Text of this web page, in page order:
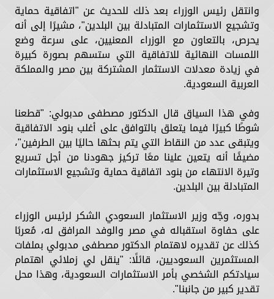
وانتقل رئيس الوزراء بعد ذلك للحديث عن "اتفاقية حماية
وتشجيع الاستثمارات المتبادلة بين البلدين"، مشيرًا إلى أنه
يحرص، بالتعاون مع الوزراء المعنيين، على سرعة وضع
اللمسات النهائية للاتفاقية التي ستسهم بصورة كبيرة
في زيادة معدلات الاستثمار المشتركة بين مصر والمملكة
العربية السعودية.
وفي هذا السياق قال الدكتور مصطفى مدبولي: "قطعنا
شوطًا كبيرًا فيما يتعلق بالتوافق على أغلب بنود الاتفاقية
ويتبقى عدد من النقاط التي يتم بحثها حاليًا بين الطرفين"،
مضيفًا أنه يتعين علينا معًا تركيز جهودنا من أجل تسريع
وتيرة الانتهاء من بنود اتفاقية حماية وتشجيع الاستثمارات
المتبادلة بين البلدين.
بدوره، وجّه وزير الاستثمار السعودي الشكر لرئيس الوزراء
على حفاوة استقباله في مصر والوفد المرافق له، مُعربًا
كذلك عن تقديره لاهتمام الدكتور مصطفى مدبولي بملفات
المستثمرين السعوديين، قائلًا: "ينقل لي زملائي اهتمام
سيادتكم الشخصي بأمر الاستثمارات السعودية، وهذا محل
تقدير كبير من جانبنا".